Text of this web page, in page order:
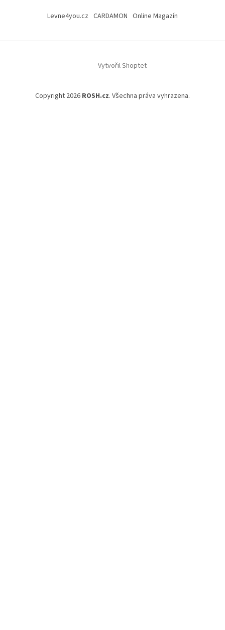
Levne4you.cz CARDAMON Online Magazín
Vytvořil Shoptet
Copyright 2026 ROSH.cz. Všechna práva vyhrazena.